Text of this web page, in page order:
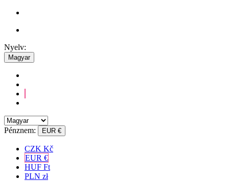
Nyelv:
Magyar
Pénznem: EUR €
CZK Kč
EUR €
HUF Ft
PLN zł